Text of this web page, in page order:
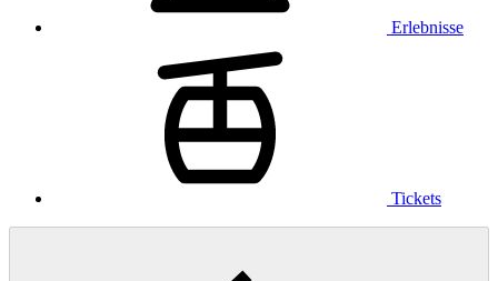
Erlebnisse
Tickets